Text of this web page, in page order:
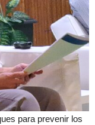
para prevenir los